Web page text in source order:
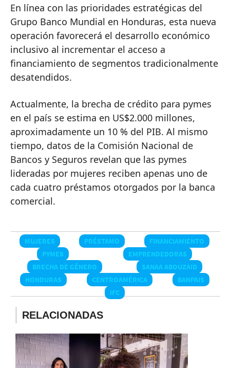
En línea con las prioridades estratégicas del
Grupo Banco Mundial en Honduras, esta nueva
operación favorecerá el desarrollo económico
inclusivo al incrementar el acceso a
financiamiento de segmentos tradicionalmente
desatendidos.
Actualmente, la brecha de crédito para pymes
en el país se estima en US$2.000 millones,
aproximadamente un 10 % del PIB. Al mismo
tiempo, datos de la Comisión Nacional de
Bancos y Seguros revelan que las pymes
lideradas por mujeres reciben apenas uno de
cada cuatro préstamos otorgados por la banca
comercial.
MUJERES PRÉSTAMO
FINANCIAMIENTO
PYMES
EMPRENDEDORAS
BRECHA DE GÉNERO
SANAA ABOUZAID
HONDURAS
CENTROAMÉRICA
BANPAIS
IFC
RELACIONADAS